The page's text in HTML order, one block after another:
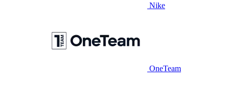
Nike
OneTeam